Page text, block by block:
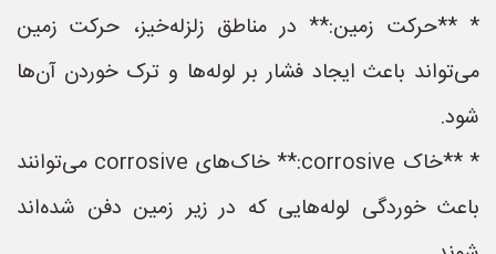
* **حرکت زمین:** در مناطق زلزله‌خیز، حرکت زمین
می‌تواند باعث ایجاد فشار بر لوله‌ها و ترک خوردن آن‌ها
شود.
* **خاک corrosive:** خاک‌های corrosive می‌توانند
باعث خوردگی لوله‌هایی که در زیر زمین دفن شده‌اند